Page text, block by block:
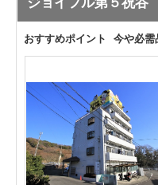
おすすめポイント 今や必需